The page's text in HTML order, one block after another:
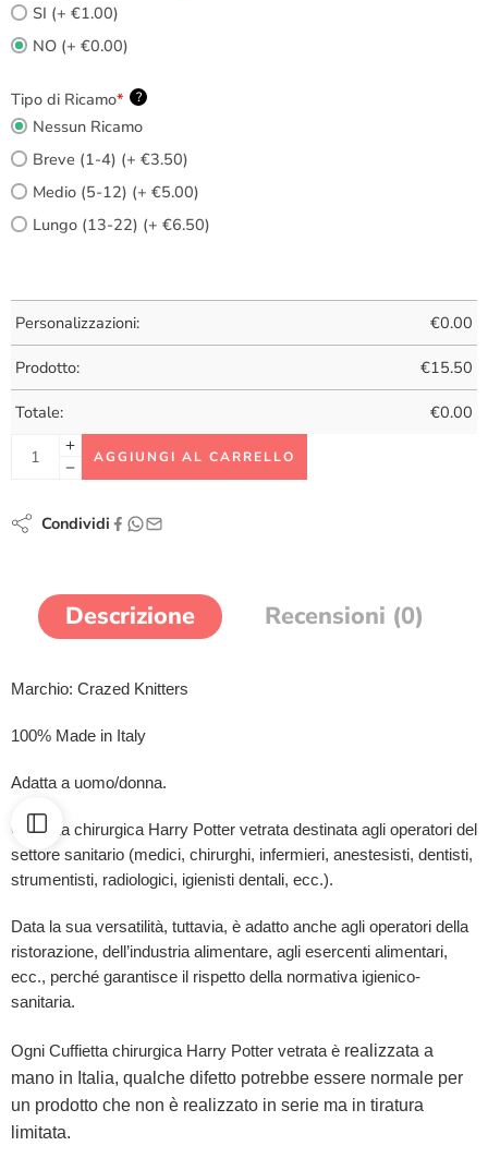
SI (+ €1.00)
NO (+ €0.00)
Tipo di Ricamo* ?
Nessun Ricamo
Breve (1-4) (+ €3.50)
Medio (5-12) (+ €5.00)
Lungo (13-22) (+ €6.50)
Personalizzazioni: €0.00
Prodotto: €15.50
Totale: €0.00
AGGIUNGI AL CARRELLO
Condividi
Descrizione Recensioni (0)
Marchio: Crazed Knitters
100% Made in Italy
Adatta a uomo/donna.
Cuffietta chirurgica Harry Potter vetrata destinata agli operatori del
settore sanitario (medici, chirurghi, infermieri, anestesisti, dentisti,
strumentisti, radiologici, igienisti dentali, ecc.).
Data la sua versatilità, tuttavia, è adatto anche agli operatori della
ristorazione, dell’industria alimentare, agli esercenti alimentari,
ecc., perché garantisce il rispetto della normativa igienico-
sanitaria.
Ogni Cuffietta chirurgica Harry Potter vetrata è realizzata a
mano in Italia, qualche difetto potrebbe essere normale per
un prodotto che non è realizzato in serie ma in tiratura
limitata.